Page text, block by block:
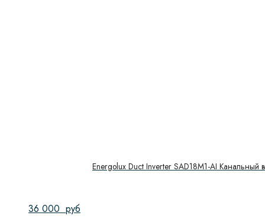
Energolux Duct Inverter SAD18M1-AI Канальный
36 000 руб